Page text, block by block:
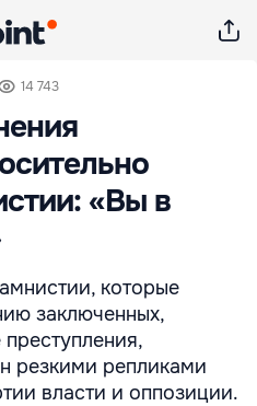
14 743
«Вы в
которые
заключенных,
резкими репликами
власти и оппозиции.